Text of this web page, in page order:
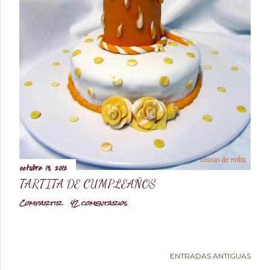
a
s
octubre 13, 2012
TARTITA DE CUMPLEAÑOS
Compartir
42 comentarios
ENTRADAS ANTIGUAS